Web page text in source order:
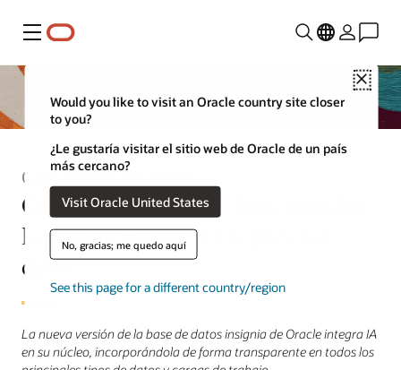
Menú
Close
Would you like to visit an Oracle country site closer
to you?
¿Le gustaría visitar el sitio web de Oracle de un país
más cercano?
Visit Oracle United States
No, gracias; me quedo aquí
See this page for a different country/region
Comunicado de prensa
Oracle AI Database 26ai impulsa
la revolución de la IA para los
datos
La nueva versión de la base de datos insignia de Oracle integra IA
en su núcleo, incorporándola de forma transparente en todos los